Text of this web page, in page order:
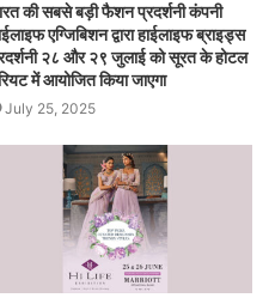
की सबसे बड़ी फैशन प्रदर्शनी कंपनी
एग्जिबिशन द्वारा हाईलाइफ ब्राइड्स
२८ और २९ जुलाई को सूरत के होटल
में आयोजित किया जाएगा
July 25, 2025